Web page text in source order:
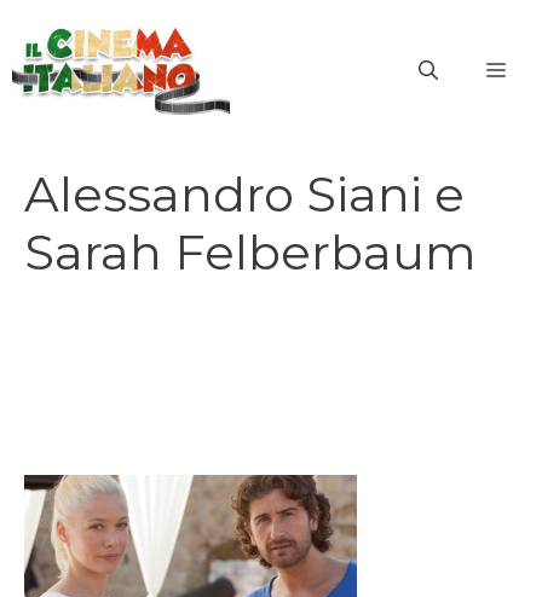
contenuto
Alessandro Siani e
Sarah Felberbaum